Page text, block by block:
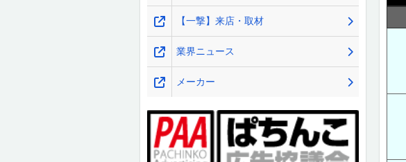
【一撃】来店・取材
業界ニュース
メーカー